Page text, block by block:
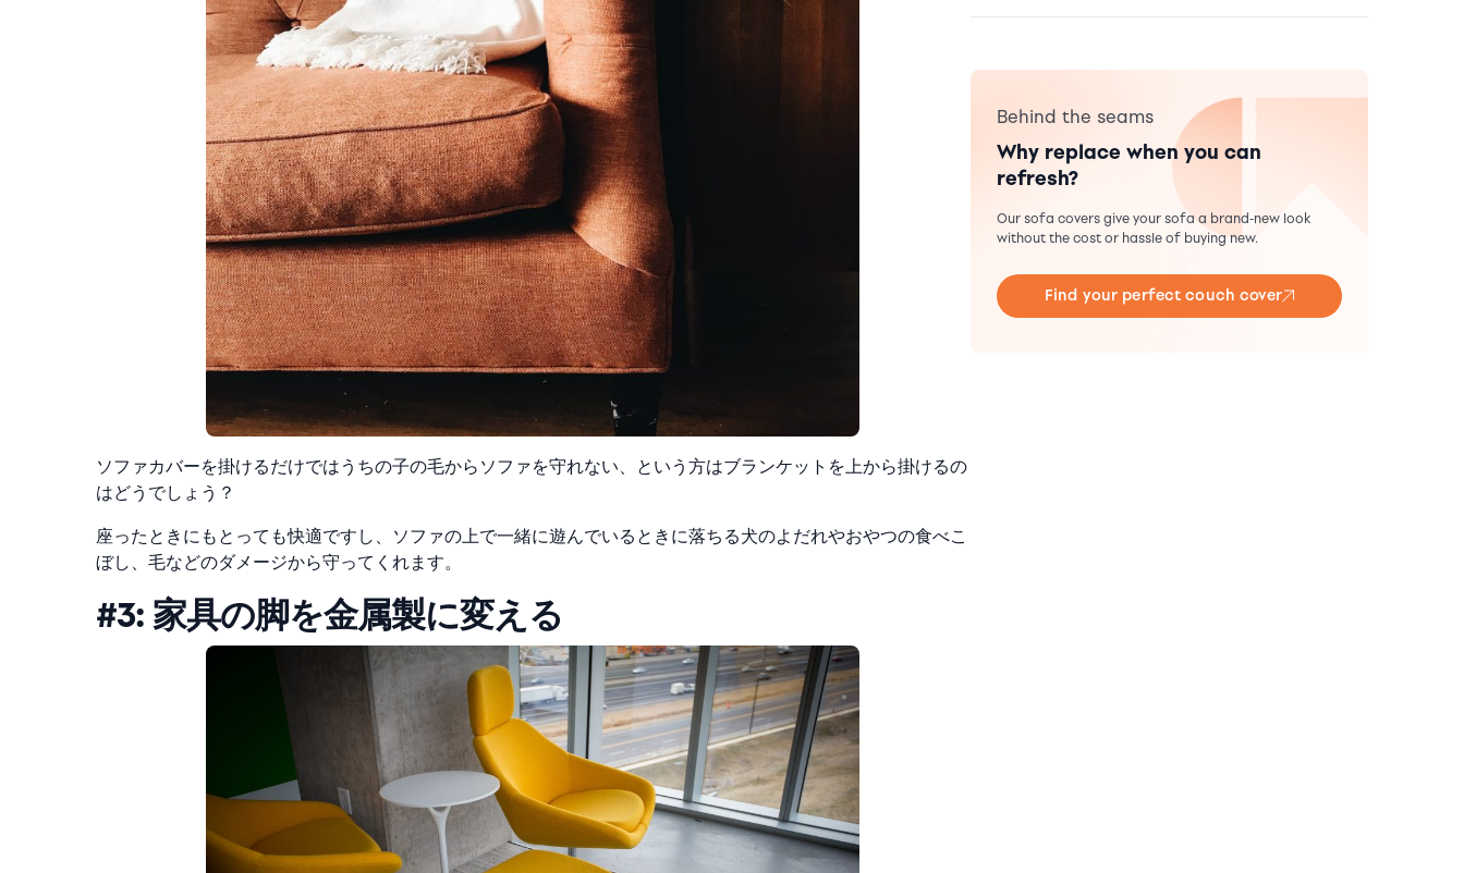
ソファカバーを掛けるだけではうちの子の毛からソファを守れない、という方はブランケットを上から掛けるの
はどうでしょう？
座ったときにもとっても快適ですし、ソファの上で一緒に遊んでいるときに落ちる犬のよだれやおやつの食べこ
ぼし、毛などのダメージから守ってくれます。
#3: 家具の脚を金属製に変える
Behind the seams
Why replace when you can
refresh?
Our sofa covers give your sofa a brand-new look
without the cost or hassle of buying new.
Find your perfect couch cover